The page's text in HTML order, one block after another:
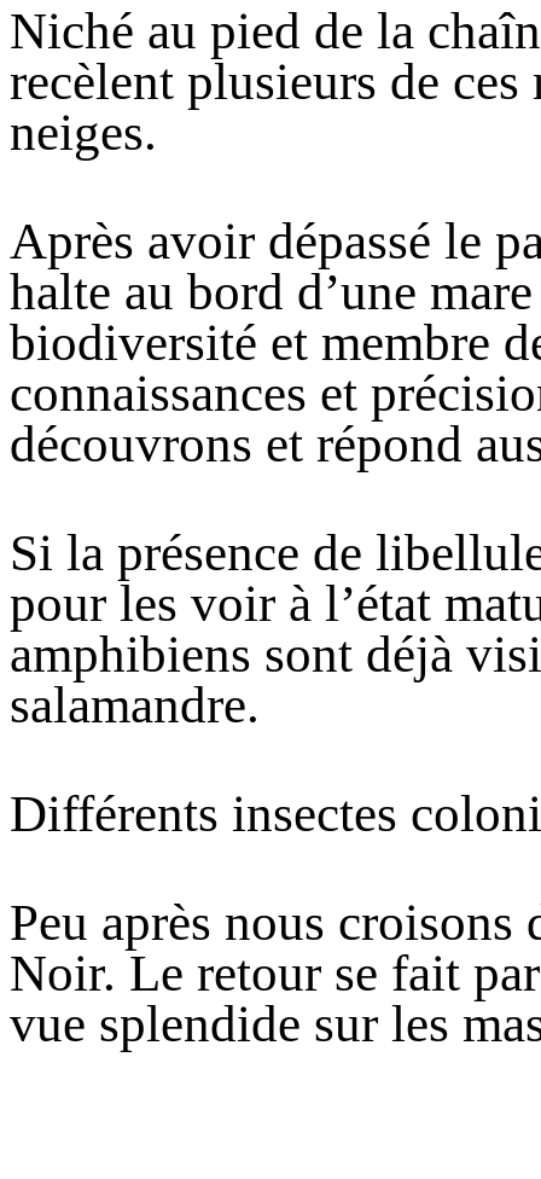
Niché au pied de la
recèlent plusieurs de
neiges.
Après avoir dépassé le
halte au bord d’une
biodiversité et membre
connaissances et
découvrons et répond
Si la présence de
pour les voir à l’état
amphibiens sont déjà
salamandre.
Différents insectes
Peu après nous croisons
Noir. Le retour se fait
vue splendide sur les